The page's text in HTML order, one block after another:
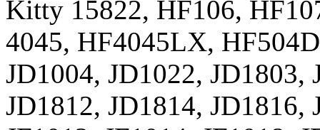
Kitty 15822, HF106,
4045, HF4045LX,
JD1004, JD1022, JD1803,
JD1812, JD1814, JD1816,